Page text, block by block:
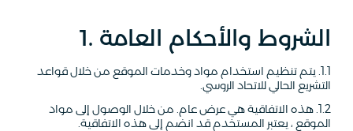
1. الشروط والأحكام العامة
1.1. يتم تنظيم استخدام مواد وخدمات الموقع من خلال قواعد
التشريع الحالي للاتحاد الروسي.
1.2. هذه الاتفاقية هي عرض عام. من خلال الوصول إلى مواد
الموقع ، يعتبر المستخدم قد انضم إلى هذه الاتفاقية.